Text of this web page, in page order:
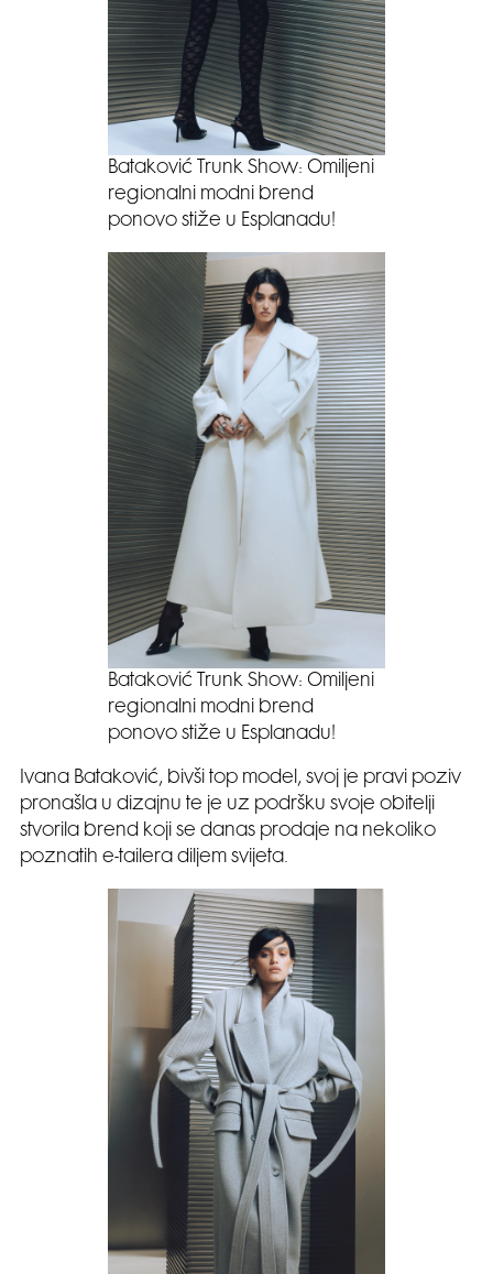
Bataković Trunk Show: Omiljeni
regionalni modni brend
ponovo stiže u Esplanadu!
Bataković Trunk Show: Omiljeni
regionalni modni brend
ponovo stiže u Esplanadu!
Ivana Bataković, bivši top model, svoj je pravi poziv
pronašla u dizajnu te je uz podršku svoje obitelji
stvorila brend koji se danas prodaje na nekoliko
poznatih e-tailera diljem svijeta.